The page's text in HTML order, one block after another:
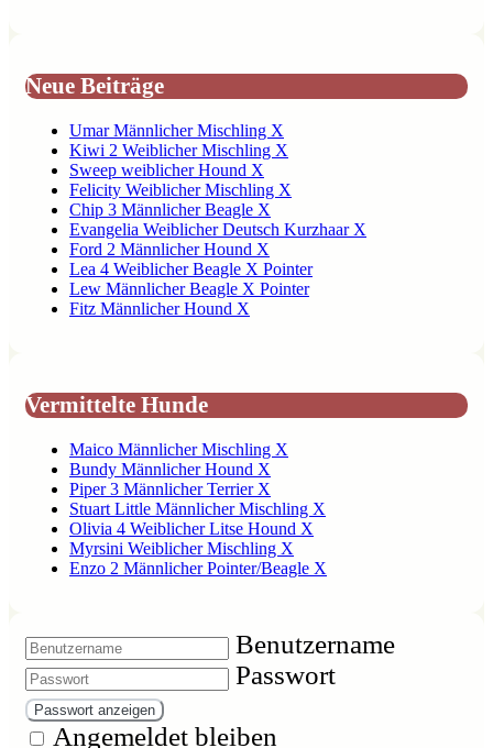
Neue Beiträge
Umar Männlicher Mischling X
Kiwi 2 Weiblicher Mischling X
Sweep weiblicher Hound X
Felicity Weiblicher Mischling X
Chip 3 Männlicher Beagle X
Evangelia Weiblicher Deutsch Kurzhaar X
Ford 2 Männlicher Hound X
Lea 4 Weiblicher Beagle X Pointer
Lew Männlicher Beagle X Pointer
Fitz Männlicher Hound X
Vermittelte Hunde
Maico Männlicher Mischling X
Bundy Männlicher Hound X
Piper 3 Männlicher Terrier X
Stuart Little Männlicher Mischling X
Olivia 4 Weiblicher Litse Hound X
Myrsini Weiblicher Mischling X
Enzo 2 Männlicher Pointer/Beagle X
Benutzername
Passwort
Passwort anzeigen
Angemeldet bleiben